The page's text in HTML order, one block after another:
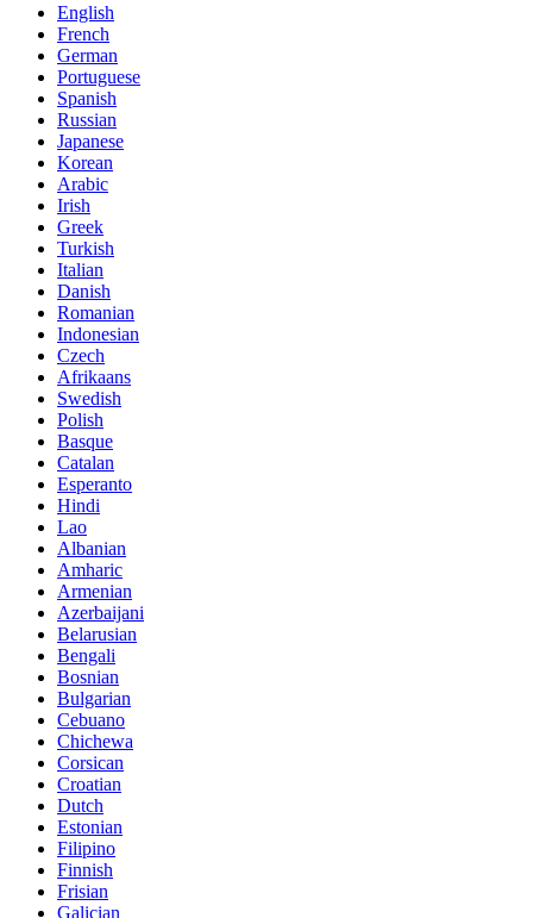
English
French
German
Portuguese
Spanish
Russian
Japanese
Korean
Arabic
Irish
Greek
Turkish
Italian
Danish
Romanian
Indonesian
Czech
Afrikaans
Swedish
Polish
Basque
Catalan
Esperanto
Hindi
Lao
Albanian
Amharic
Armenian
Azerbaijani
Belarusian
Bengali
Bosnian
Bulgarian
Cebuano
Chichewa
Corsican
Croatian
Dutch
Estonian
Filipino
Finnish
Frisian
Galician